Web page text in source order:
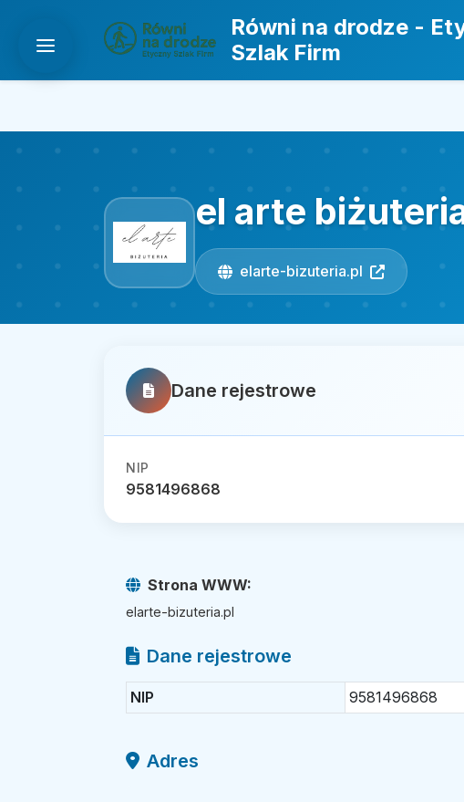
Równi na drodze -
Szlak Firm
el arte
elarte-bizuteria.pl
Dane rejestrowe
NIP
9581496868
Strona WWW:
elarte-bizuteria.pl
Dane rejestrowe
NIP 9581496868
Adres